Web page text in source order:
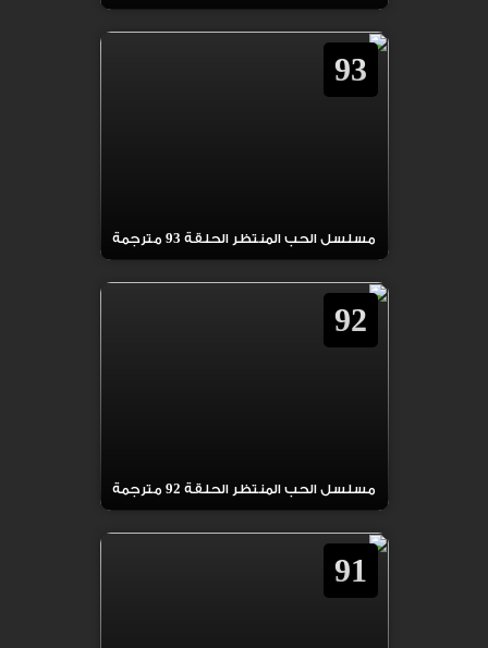
93
مسلسل الحب المنتظر الحلقة 93 مترجمة
92
مسلسل الحب المنتظر الحلقة 92 مترجمة
91